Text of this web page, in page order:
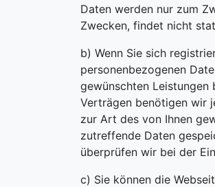
Daten werden nur zum
Zwecken, findet nicht
b) Wenn Sie sich
personenbezogenen
gewünschten
Verträgen benötigen wir
zur Art des von Ihnen
zutreffende Daten
überprüfen wir bei der
c) Sie können die